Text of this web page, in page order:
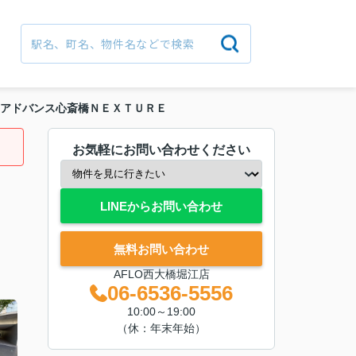
アドバンス心斎橋ＮＥＸＴＵＲＥ
お気軽にお問い合わせください
LINEからお問い合わせ
無料お問い合わせ
AFLO西大橋堀江店
06-6536-5556
10:00～19:00
（休：年末年始）